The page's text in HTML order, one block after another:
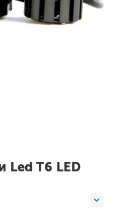
Led T6 LED